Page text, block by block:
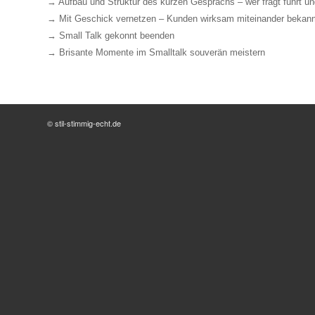
→ Mit Geschick vernetzen – Kunden wirksam miteinander
→ Small Talk gekonnt beenden
→ Brisante Momente im Smalltalk souverän meistern
© stil-stimmig-echt.de